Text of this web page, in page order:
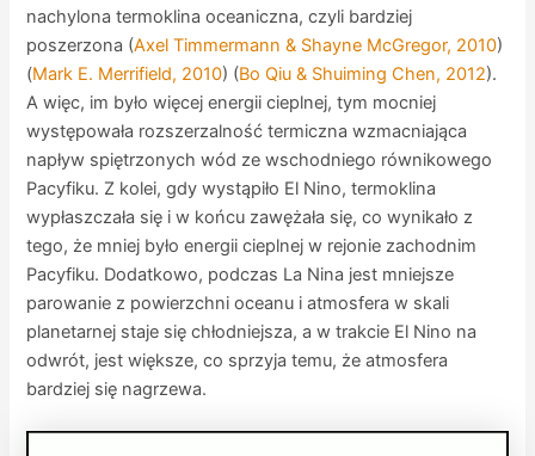
nachylona termoklina oceaniczna, czyli bardziej
poszerzona (Axel Timmermann & Shayne McGregor, 2010)
(Mark E. Merrifield, 2010) (Bo Qiu & Shuiming Chen, 2012).
A więc, im było więcej energii cieplnej, tym mocniej
występowała rozszerzalność termiczna wzmacniająca
napływ spiętrzonych wód ze wschodniego równikowego
Pacyfiku. Z kolei, gdy wystąpiło El Nino, termoklina
wypłaszczała się i w końcu zawężała się, co wynikało z
tego, że mniej było energii cieplnej w rejonie zachodnim
Pacyfiku. Dodatkowo, podczas La Nina jest mniejsze
parowanie z powierzchni oceanu i atmosfera w skali
planetarnej staje się chłodniejsza, a w trakcie El Nino na
odwrót, jest większe, co sprzyja temu, że atmosfera
bardziej się nagrzewa.